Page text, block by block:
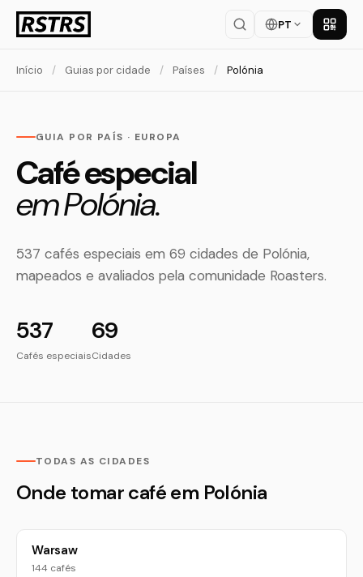
PT Baixar
Início / Guias por cidade / Países / Polónia
GUIA POR PAÍS · EUROPA
Café especial
em Polónia.
537 cafés especiais em 69 cidades de Polónia,
mapeados e avaliados pela comunidade Roasters.
537
Cafés especiais
69
Cidades
TODAS AS CIDADES
Onde tomar café em Polónia
Warsaw
144 cafés